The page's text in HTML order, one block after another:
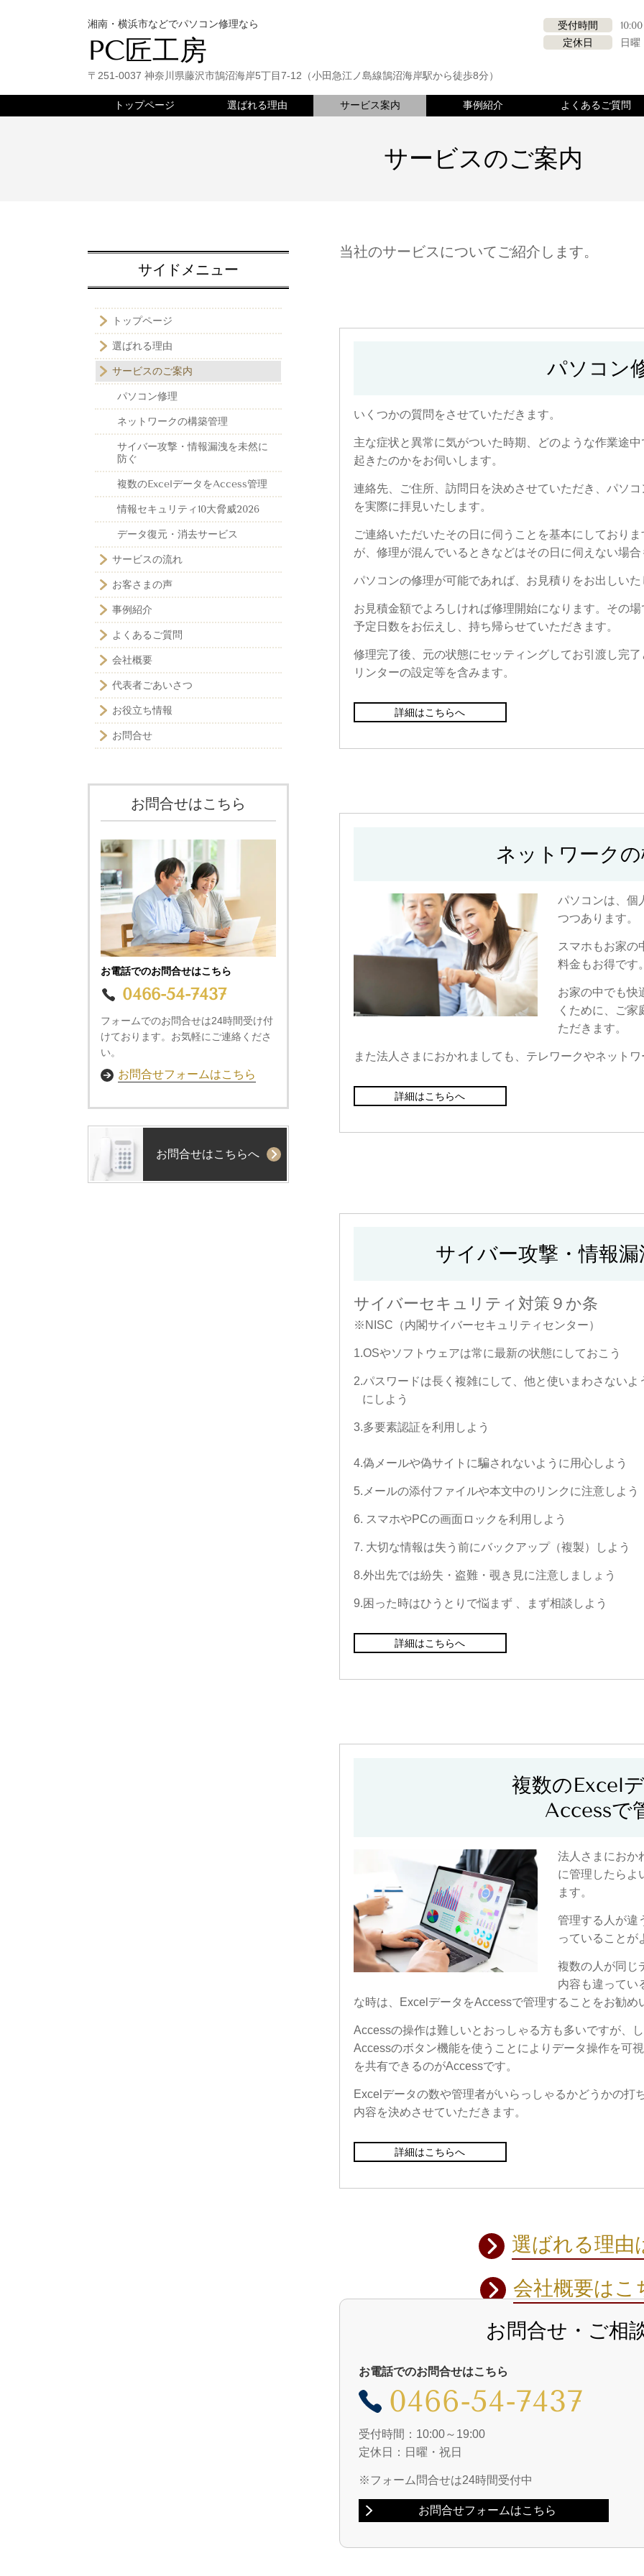
湘南・横浜市などでパソコン修理なら
PC匠工房
〒251-0037 神奈川県藤沢市鵠沼海岸5丁目7-12（小田急江ノ島線鵠沼海岸駅から徒歩8分）
受付時間
定休日
日曜
トップページ 選ばれる理由 サービス案内 事例紹介 よくあるご質問
サービスのご案内
当社のサービスについてご紹介します。
パソコン
いくつかの質問をさせていただきます。
主な症状と異常に気がついた時期、どのような作業途中
起きたのかをお伺いします。
連絡先、ご住所、訪問日を決めさせていただき、パソコ
を実際に拝見いたします。
ご連絡いただいたその日に伺うことを基本にしておりま
が、修理が混んでいるときなどはその日に伺えない場
パソコンの修理が可能であれば、お見積りをお出しいた
お見積金額でよろしければ修理開始になります。その
予定日数をお伝えし、持ち帰らせていただきます。
修理完了後、元の状態にセッティングしてお引渡し完
リンターの設定等を含みます。
詳細はこちらへ
ネットワーク
パソコンは、個
つつあります。
スマホもお家の
料金もお得です
お家の中でも快
くために、ご
ただきます。
また法人さまにおかれましても、テレワークやネット
詳細はこちらへ
サイバー攻撃・情報
サイバーセキュリティ対策９か条
※NISC（内閣サイバーセキュリティセンター）
1.OSやソフトウェアは常に最新の状態にしておこう
2.パスワードは長く複雑にして、他と使いまわさないよ
にしよう
3.多要素認証を利用しよう
4.偽メールや偽サイトに騙されないように用心しよう
5.メールの添付ファイルや本文中のリンクに注意しよう
6. スマホやPCの画面ロックを利用しよう
7. 大切な情報は失う前にバックアップ（複製）しよう
8.外出先では紛失・盗難・覗き見に注意しましょう
9.困った時はひうとりで悩まず 、まず相談しよう
詳細はこちらへ
複数のExcel
Accessで
法人さまにおか
に管理したらよ
ます。
管理する人が違
っていることが
複数の人が同じ
内容も違ってい
な時は、ExcelデータをAccessで管理することをお勧め
Accessの操作は難しいとおっしゃる方も多いですが、
Accessのボタン機能を使うことによりデータ操作を可
を共有できるのがAccessです。
Excelデータの数や管理者がいらっしゃるかどうかの打
内容を決めさせていただきます。
詳細はこちらへ
選ばれる理由
会社概要
お問合せ・ご相
お電話でのお問合せはこちら
0466-54-7437
受付時間：10:00～19:00
定休日：日曜・祝日
※フォーム問合せは24時間受付中
お問合せフォームはこちら
サイドメニュー
トップページ
選ばれる理由
サービスのご案内
パソコン修理
ネットワークの構築管理
サイバー攻撃・情報漏洩を未然に
防ぐ
複数のExcelデータをAccess管理
情報セキュリティ10大脅威2026
データ復元・消去サービス
サービスの流れ
お客さまの声
事例紹介
よくあるご質問
会社概要
代表者ごあいさつ
お役立ち情報
お問合せ
お問合せはこちら
お電話でのお問合せはこちら
0466-54-7437
フォームでのお問合せは24時間受け付
けております。お気軽にご連絡くださ
い。
お問合せフォームはこちら
お問合せはこちらへ